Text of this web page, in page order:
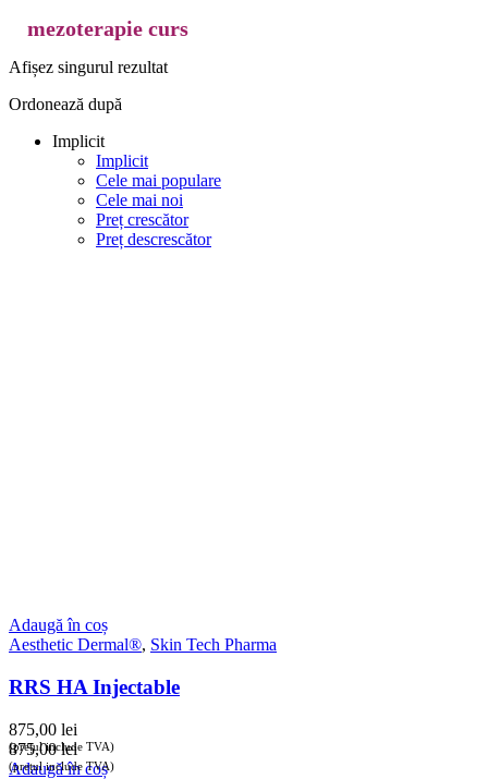
mezoterapie curs
Afișez singurul rezultat
Ordonează după
Implicit
Implicit
Cele mai populare
Cele mai noi
Preț crescător
Preț descrescător
Adaugă în coș
Aesthetic Dermal®, Skin Tech Pharma
RRS HA Injectable
875,00 lei
(prețul include TVA)
875,00lei
(prețul include TVA)
Adaugă în coș